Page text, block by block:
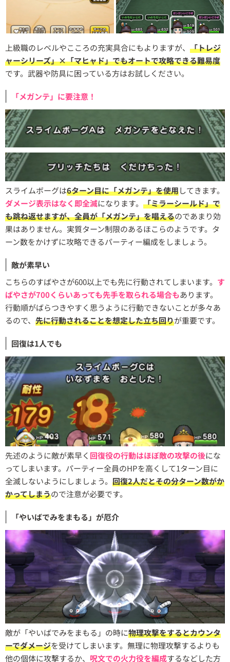
上級職のレベルやこころの充実具合にもよりますが、 「トレジ
ャーシリーズ」×「マヒャド」でもオートで攻略できる難易度
です。武器や防具に困っている方はお試しください。
「メガンテ」に要注意！
スライムボーグは6ターン目に「メガンテ」を使用してきます。
ダメージ表示はなく即全滅になります。 「ミラーシールド」で
も跳ね返せますが、全員が「メガンテ」を唱えるのであまり効
果はありません。実質ターン制限のあるほこらのようです。タ
ーン数をかけずに攻略できるパーティー編成をしましょう。
敵が素早い
こちらのすばやさが600以上でも先に行動されてしまいます。 す
ばやさが700くらいあっても先手を取られる場合もあります。
行動順がばらつきやすく思うように行動できないことが多々あ
るので、 先に行動されることを想定した立ち回りが重要です。
回復は1人でも
先述のように敵が素早く 回復役の行動はほぼ敵の攻撃の後にな
ってしまいます。パーティー全員のHPを高くして1ターン目に
全滅しないようにしましょう。 回復2人だとその分ターン数がか
かってしまうので注意が必要です。
「やいばでみをまもる」が厄介
敵が「やいばでみをまもる」の時に物理攻撃をするとカウンタ
ーでダメージを受けてしまいます。無理に物理攻撃するよりも
他の個体に攻撃するか、 呪文での火力役を編成するなどした方